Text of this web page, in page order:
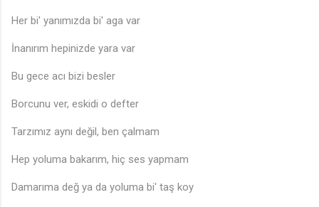
Her bi' yanımızda bi' aga var
İnanırım hepinizde yara var
Bu gece acı bizi besler
Borcunu ver, eskidi o defter
Tarzımız aynı değil, ben çalmam
Hep yoluma bakarım, hiç ses yapmam
Damarıma değ ya da yoluma bi' taş koy